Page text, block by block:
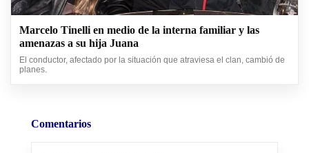
Marcelo Tinelli en medio de la interna familiar y las
amenazas a su hija Juana
El conductor, afectado por la situación que atraviesa el clan, cambió de
planes.
Comentarios